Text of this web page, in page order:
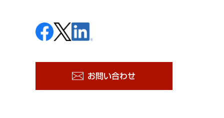
お問い合わせ